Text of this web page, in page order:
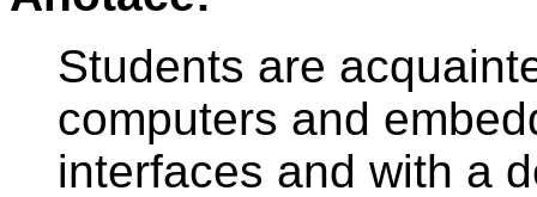
Students are
computers and
interfaces and with a